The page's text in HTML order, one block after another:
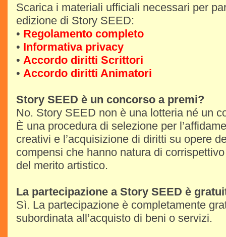
Scarica i materiali ufficiali necessari per
edizione di Story SEED:
• Regolamento completo
• Informativa privacy
• Accordo diritti Scrittori
• Accordo diritti Animatori
Story SEED è un concorso a premi?
No. Story SEED non è una lotteria né un
È una procedura di selezione per
creativi e l’acquisizione di diritti su opere
compensi che hanno natura di
del merito artistico.
La partecipazione a Story SEED è
Sì. La partecipazione è completamente
subordinata all’acquisto di beni o servizi.